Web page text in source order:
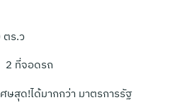
ร.ว
ที่จอดรถ
สุด!ได้มากกว่า มาตรการรัฐ